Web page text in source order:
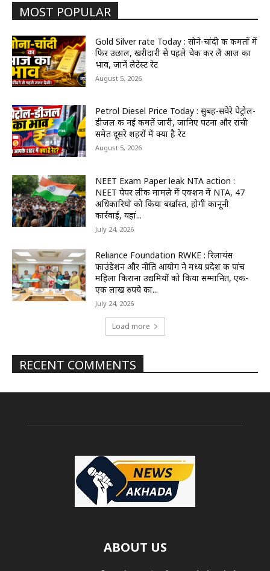
MOST POPULAR
Gold Silver rate Today : सोने-चांदी की कीमतों में
फिर उछाल, खरीदारी से पहले चेक कर लें आज का
भाव, जानें लेटेस्ट रेट
August 5, 2026
Petrol Diesel Price Today : सुबह-सवेरे पेट्रोल-
डीजल की नई कीमतें जारी, जानिए पटना और रांची
समेत दूसरे शहरों में क्या है रेट
August 5, 2026
NEET Exam Paper leak NTA action :
NEET पेपर लीक मामले में एक्शन में NTA, 47
अधिकारियों को किया बर्खास्त, होगी कानूनी
कार्रवाई, यहां...
July 24, 2026
Reliance Foundation RWKE : रिलायंस
फाउंडेशन और नीति आयोग ने मध्य प्रदेश की पांच
महिला किराना उद्यमियों को किया सम्मानित, एक-
एक लाख रुपये का...
July 24, 2026
Load more
RECENT COMMENTS
ABOUT US